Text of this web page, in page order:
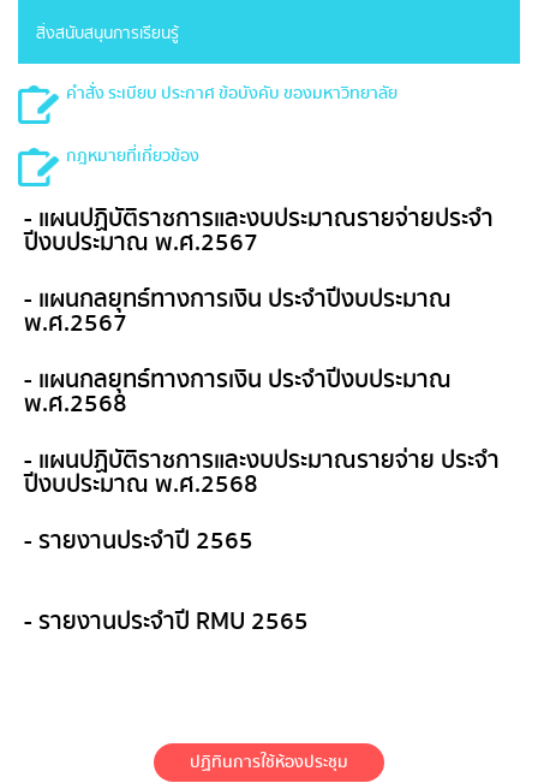
สิ่งสนับสนุนการเรียนรู้
คำสั่ง ระเบียบ ประกาศ ข้อบังคับ ของมหาวิทยาลัย
กฎหมายที่เกี่ยวข้อง
- แผนปฏิบัติราชการและงบประมาณรายจ่ายประจำ
ปีงบประมาณ พ.ศ.2567
- แผนกลยุทธ์ทางการเงิน ประจำปีงบประมาณ
พ.ศ.2567
- แผนกลยุทธ์ทางการเงิน ประจำปีงบประมาณ
พ.ศ.2568
- แผนปฏิบัติราชการและงบประมาณรายจ่าย ประจำ
ปีงบประมาณ พ.ศ.2568
- รายงานประจำปี 2565
- รายงานประจำปี RMU 2565
ปฏิทินการใช้ห้องประชุม